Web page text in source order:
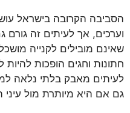
הסביבה הקרובה בישראל
וערכים, אך לעיתים זה גורם
שאינם מובילים לקנייה
חתונות וחגים הופכות
לעיתים מאבק בלתי נלאה
גם אם היא מיותרת מול עיני